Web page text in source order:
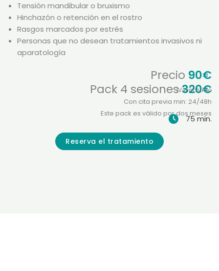
Tensión mandibular o bruxismo
Hinchazón o retención en el rostro
Rasgos marcados por estrés
Personas que no desean tratamientos invasivos ni
aparatología
Precio 90€
Pack 4 sesiones320€
IVA incluido
Con cita previa min: 24/48h
Este pack es válido por dos meses
75 min.
Reserva el tratamiento